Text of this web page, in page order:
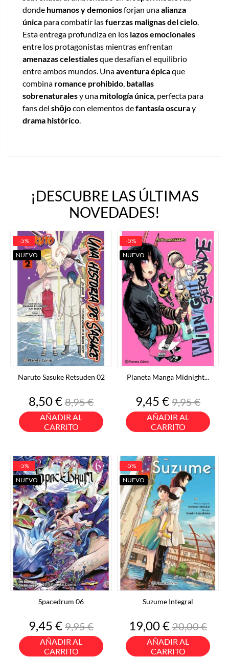
donde humanos y demoniosforjan unaalianza
única para combatir lasfuerzas malignas del cielo.
Esta entrega profundiza en los lazos emocionales
entre los protagonistas mientras enfrentan
amenazas celestialesque desafían el equilibrio
entre ambos mundos. Unaaventura épicaque
combina romance prohibido, batallas
sobrenaturalesy una mitología única, perfecta para
fans del shōjocon elementos defantasía oscuray
drama histórico.
¡DESCUBRE LAS ÚLTIMAS
NOVEDADES!
Naruto Sasuke Retsuden 02
Precio
8,50 €Precio
base
8,95 €
AÑADIR AL
CARRITO
-5%
NUEVO
Planeta Manga Midnight...
Precio
9,45 €Precio
base
9,95 €
AÑADIR AL
CARRITO
-5%
NUEVO
Spacedrum 06
Precio
9,45 €Precio
base
9,95 €
AÑADIR AL
CARRITO
-5%
NUEVO
Suzume Integral
Precio
19,00 €Precio
base
20,00 €
AÑADIR AL
CARRITO
-5%
NUEVO